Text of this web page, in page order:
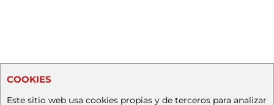
COOKIES
Este sitio web usa cookies propias y de terceros para analizar